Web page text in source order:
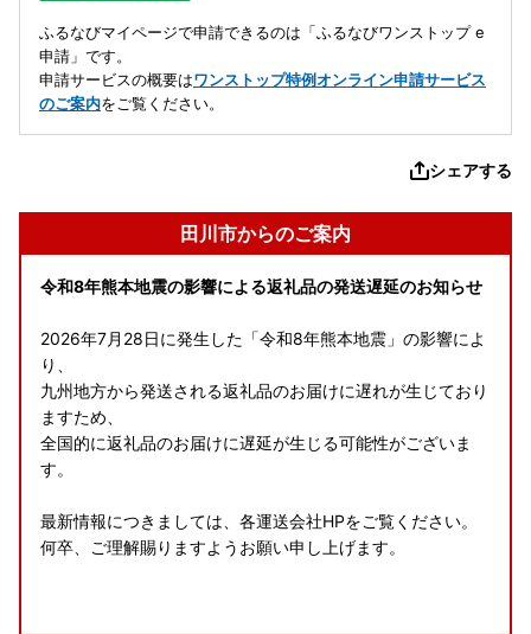
ふるなびマイページで申請できるのは「ふるなびワンストップ e
申請」です。
申請サービスの概要はワンストップ特例オンライン申請サービス
のご案内をご覧ください。
シェアする
田川市からのご案内
令和8年熊本地震の影響による返礼品の発送遅延のお知らせ
2026年7月28日に発生した「令和8年熊本地震」の影響によ
り、
九州地方から発送される返礼品のお届けに遅れが生じており
ますため、
全国的に返礼品のお届けに遅延が生じる可能性がございま
す。
最新情報につきましては、各運送会社HPをご覧ください。
何卒、ご理解賜りますようお願い申し上げます。